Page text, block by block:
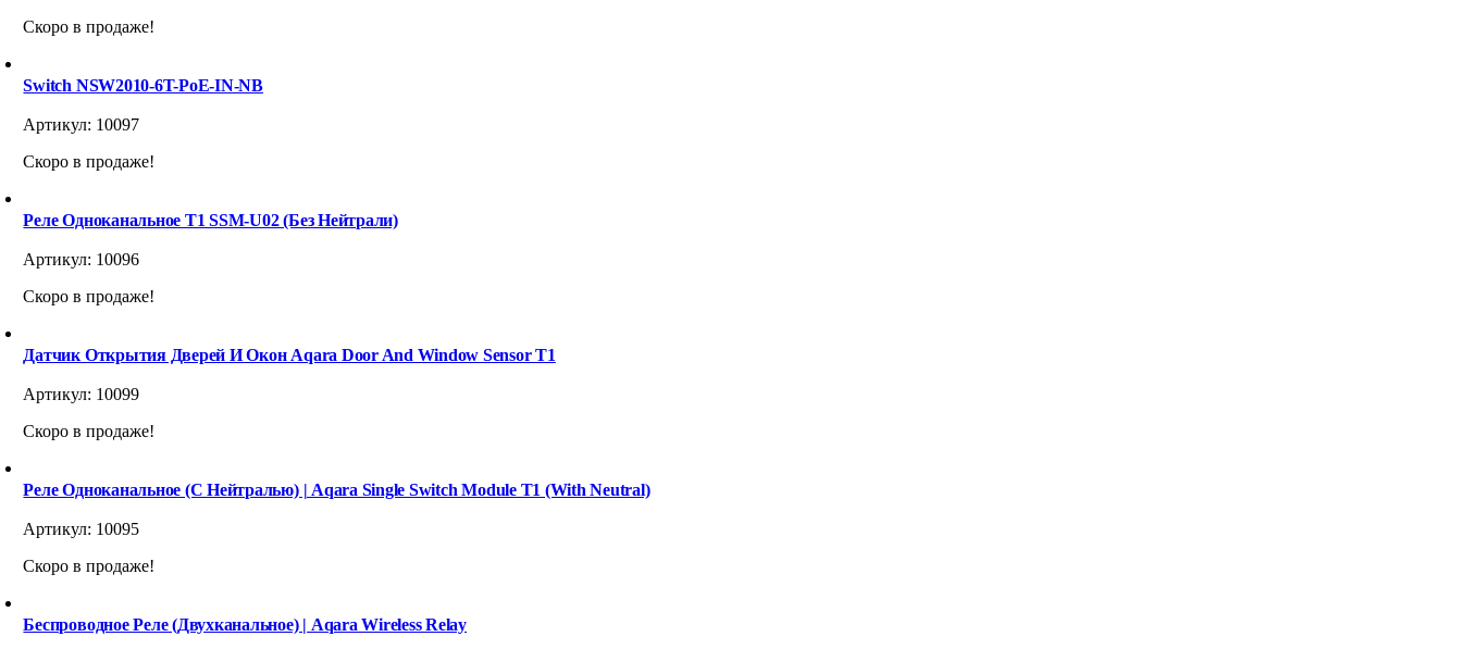
Скоро в продаже!
Switch NSW2010-6T-PoE-IN-NB
Артикул: 10097
Скоро в продаже!
Реле Одноканальное Т1 SSM-U02 (без Нейтрали)
Артикул: 10096
Скоро в продаже!
Датчик Открытия Дверей И Окон Aqara Door And Window Sensor T1
Артикул: 10099
Скоро в продаже!
Реле Одноканальное (с Нейтралью) | Aqara Single Switch Module T1 (With Neutral)
Артикул: 10095
Скоро в продаже!
Беспроводное Реле (двухканальное) | Aqara Wireless Relay